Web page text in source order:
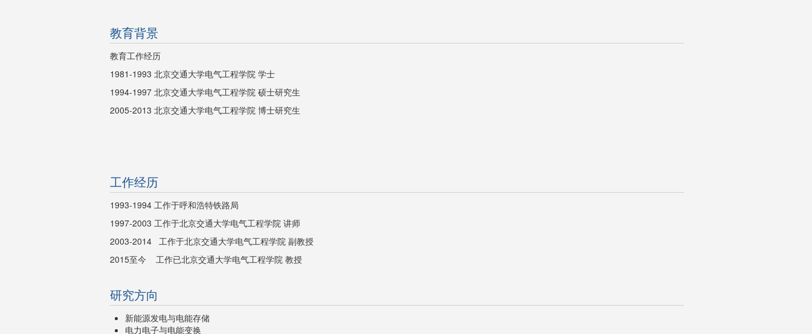
教育背景
教育工作经历
1981-1993 北京交通大学电气工程学院 学士
1994-1997 北京交通大学电气工程学院 硕士研究生
2005-2013 北京交通大学电气工程学院 博士研究生
工作经历
1993-1994 工作于呼和浩特铁路局
1997-2003 工作于北京交通大学电气工程学院 讲师
2003-2014 工作于北京交通大学电气工程学院 副教授
2015至今 工作已北京交通大学电气工程学院 教授
研究方向
新能源发电与电能存储
电力电子与电能变换